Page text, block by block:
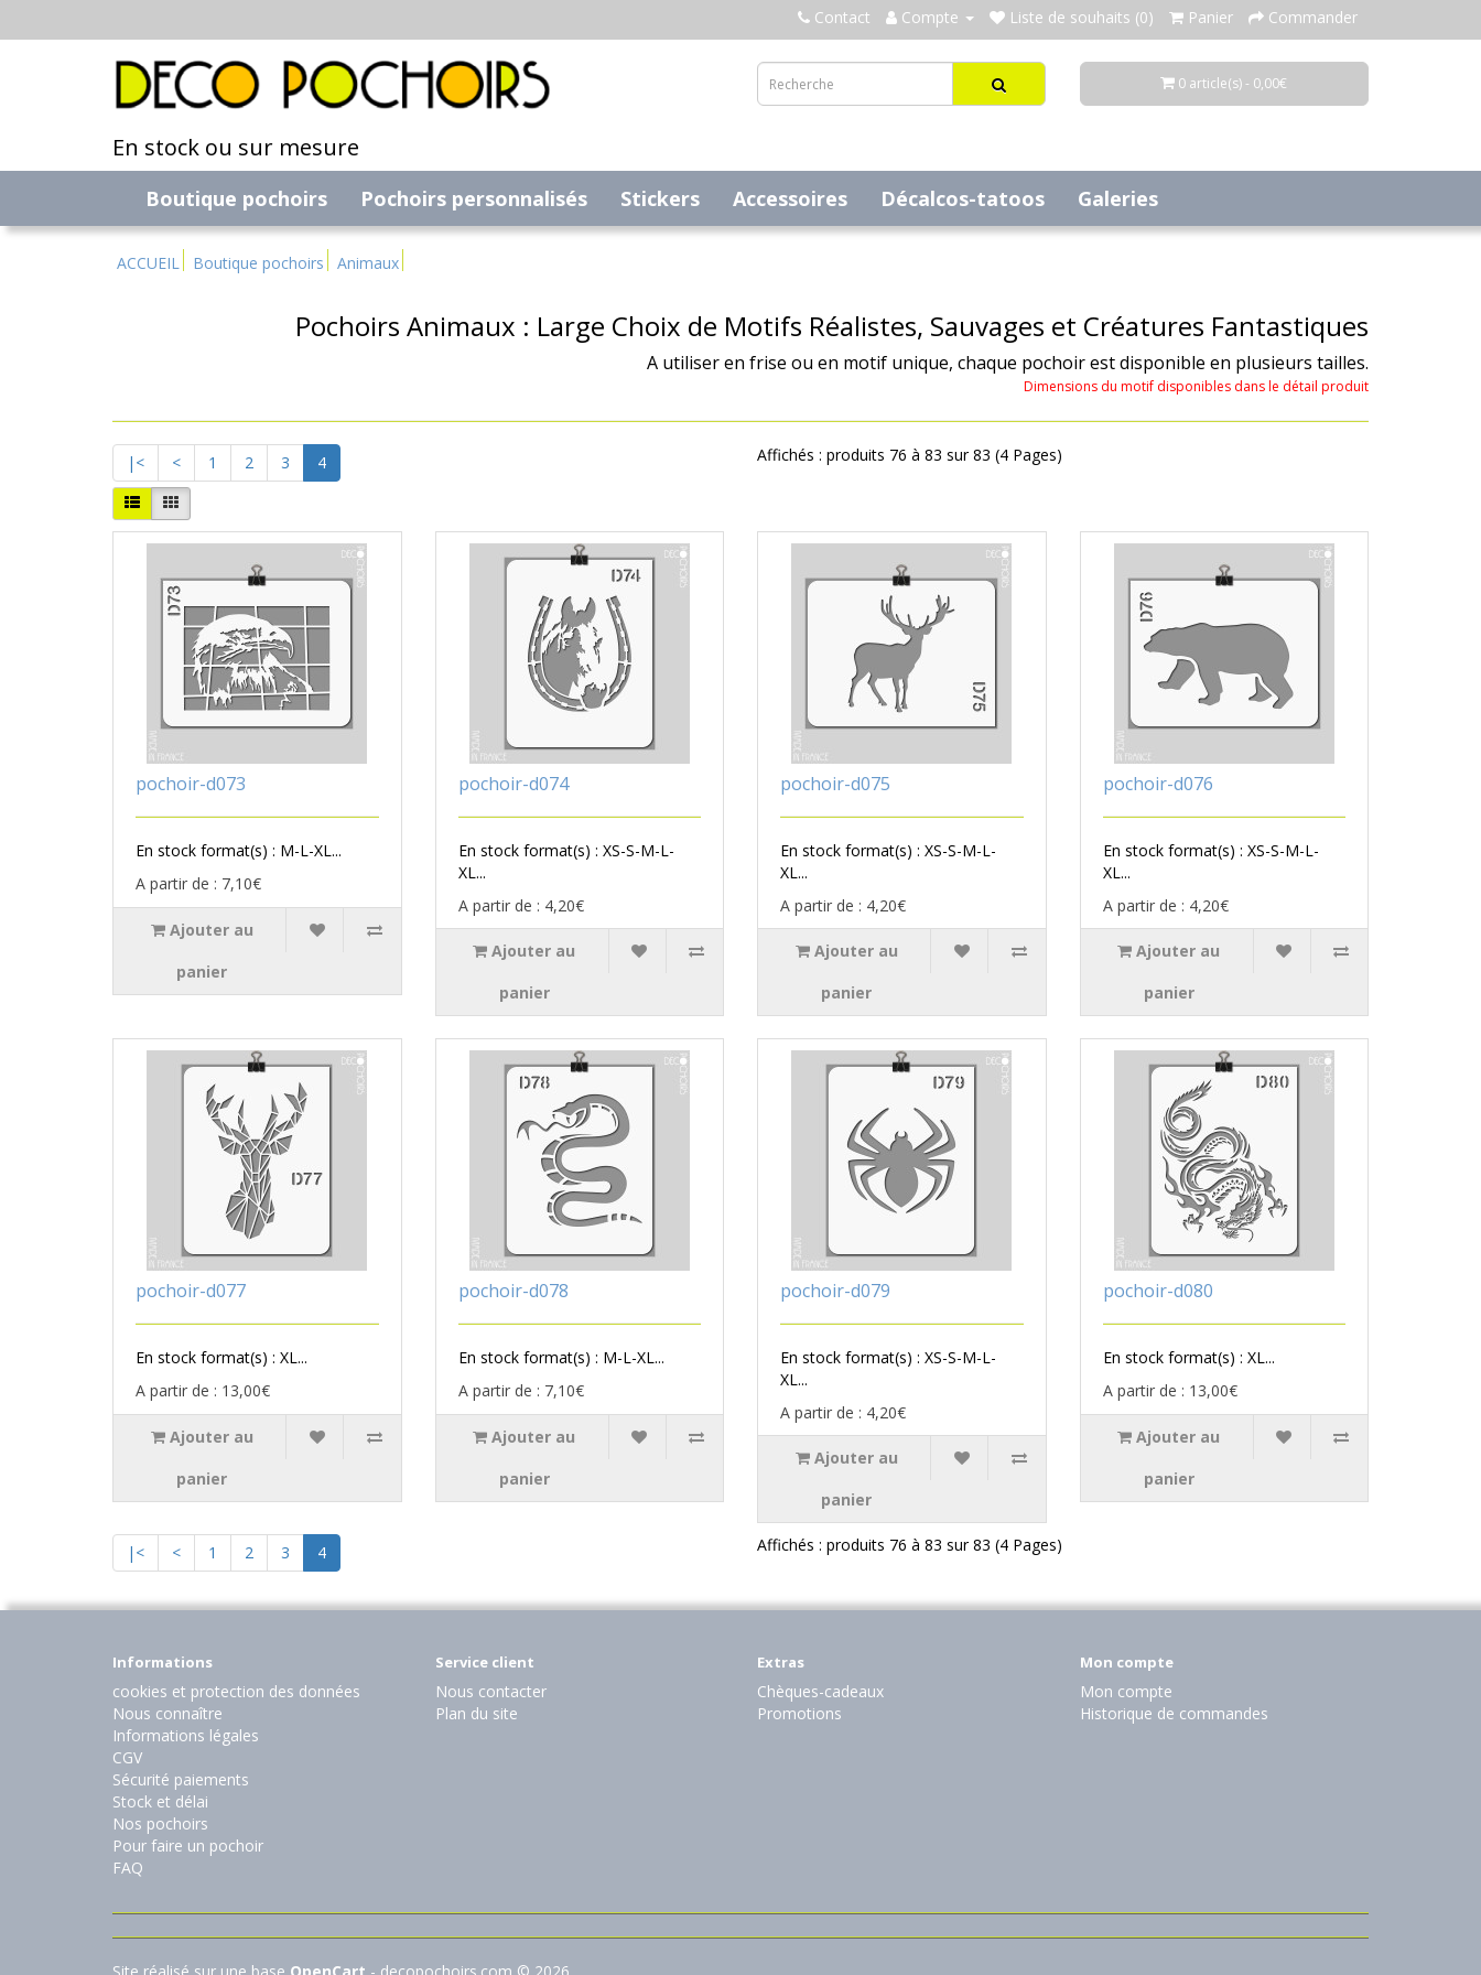
Contact Compte Liste de souhaits (0) Panier Commander
En stock ou sur mesure
0 article(s) - 0,00€
Boutique pochoirs Pochoirs personnalisés Stickers Accessoires Décalcos-tatoos Galeries
ACCUEIL Boutique pochoirs Animaux
Pochoirs Animaux : Large Choix de Motifs Réalistes, Sauvages et Créatures Fantastiques
A utiliser en frise ou en motif unique, chaque pochoir est disponible en plusieurs tailles.
Dimensions du motif disponibles dans le détail produit
|< < 1 2 3 4 Affichés : produits 76 à 83 sur 83 (4 Pages)
pochoir-d073
En stock format(s) : M-L-XL...
A partir de : 7,10€
Ajouter au
panier
pochoir-d074
En stock format(s) : XS-S-M-L-
XL...
A partir de : 4,20€
Ajouter au
panier
pochoir-d075
En stock format(s) : XS-S-M-L-
XL...
A partir de : 4,20€
Ajouter au
panier
pochoir-d076
En stock format(s) : XS-S-M-L-
XL...
A partir de : 4,20€
Ajouter au
panier
pochoir-d077
En stock format(s) : XL...
A partir de : 13,00€
Ajouter au
panier
pochoir-d078
En stock format(s) : M-L-XL...
A partir de : 7,10€
Ajouter au
panier
pochoir-d079
En stock format(s) : XS-S-M-L-
XL...
A partir de : 4,20€
Ajouter au
panier
pochoir-d080
En stock format(s) : XL...
A partir de : 13,00€
Ajouter au
panier
|< < 1 2 3 4 Affichés : produits 76 à 83 sur 83 (4 Pages)
Informations
cookies et protection des données
Nous connaître
Informations légales
CGV
Sécurité paiements
Stock et délai
Nos pochoirs
Pour faire un pochoir
FAQ
Service client
Nous contacter
Plan du site
Extras
Chèques-cadeaux
Promotions
Mon compte
Mon compte
Historique de commandes